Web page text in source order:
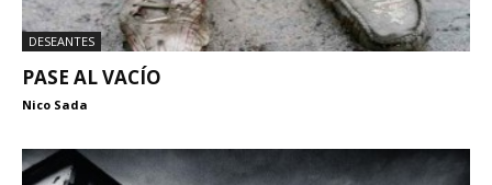
DESEANTES
PASE AL VACÍO
Nico Sada